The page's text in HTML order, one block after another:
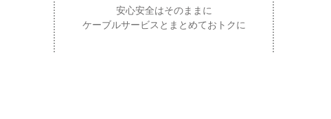
安心安全はそのままに
ケーブルサービスとまとめておトクに